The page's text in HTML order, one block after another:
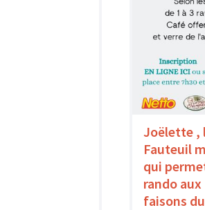
Joëlette ,
Fauteuil
qui
rando aux
faisons